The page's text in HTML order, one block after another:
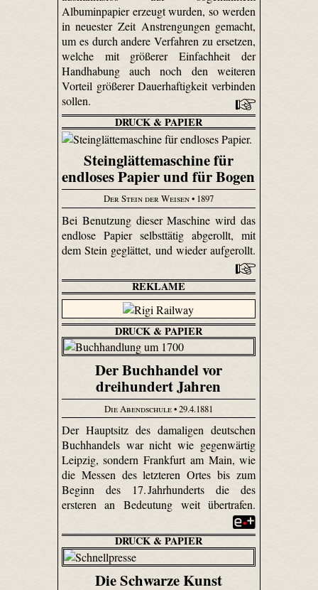
Albuminpapier erzeugt wurden, so werden
in neuester Zeit Anstrengungen gemacht,
um es durch andere Verfahren zu ersetzen,
welche mit größerer Einfachheit der
Handhabung auch noch den weiteren
Vorteil größerer Dauerhaftigkeit verbinden
sollen.
DRUCK & PAPIER
Steinglättemaschine für
endloses Papier und für Bogen
Der Stein der Weisen• 1897
Bei Benutzung dieser Maschine wird das
endlose Papier selbsttätig abgerollt, mit
dem Stein geglättet, und wieder aufgerollt.
REKLAME
DRUCK & PAPIER
Der Buchhandel vor
dreihundert Jahren
Die Abendschule• 29.4.1881
Der Hauptsitz des damaligen deutschen
Buchhandels war nicht wie gegenwärtig
Leipzig, sondern Frankfurt am Main, wie
die Messen des letzteren Ortes bis zum
Beginn des 17. Jahrhunderts die des
ersteren an Bedeutung weit übertrafen.
DRUCK & PAPIER
Die Schwarze Kunst